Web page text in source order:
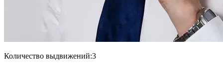
Количество выдвижений:3